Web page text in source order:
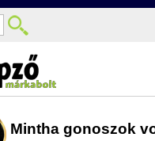
Mintha gonoszok